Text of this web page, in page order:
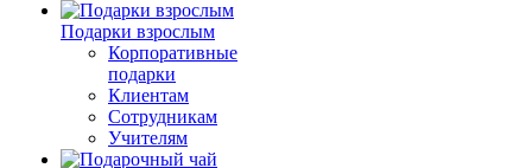
Подарки взрослым
Корпоративные
подарки
Клиентам
Сотрудникам
Учителям